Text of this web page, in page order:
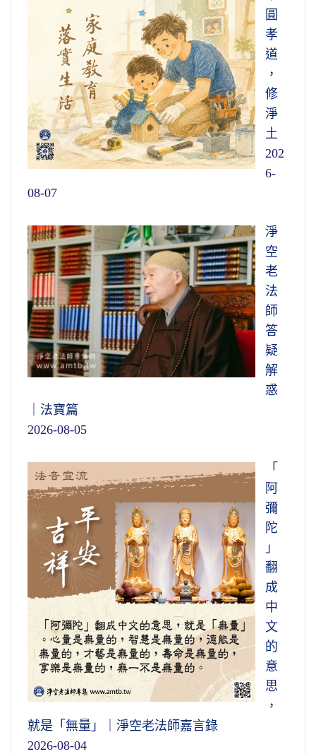
圓
孝
道
，
修
淨
土
202
6-
08-07
淨
空
老
法
師
答
疑
解
惑
｜法寶篇
2026-08-05
「
阿
彌
陀
」
翻
成
中
文
的
意
思
，
就是「無量」｜淨空老法師嘉言錄
2026-08-04